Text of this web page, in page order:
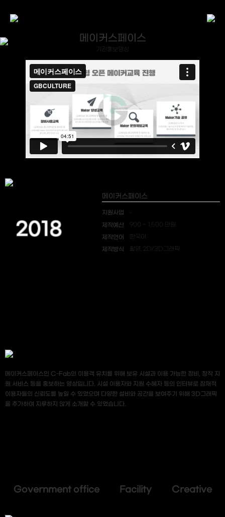
메이커스페이스
기관홍보영상
2018
메이커스페이스
지원사업
제작예산 900 ~ 1,500 만원
제작언어 한국어
제작방식 촬영, 2D/3D그래픽
메이커스페이스인 C-Fab의 이용객 유치를 위해 보유 시설과 이용 가능한 장비, 창작 지
원 서비스 등을 홍보하는 영상입니다. 시설 이용자와 지원 수혜자 등의 인터뷰로 잠재적
이용자들의 신뢰도를 높일 수 있었으며 다양한 설비와 공간을 보여주기 위해 3D그래픽
을 추가하여 지루하지 않게 소개할 수 있었습니다.
Government office Facility Creative